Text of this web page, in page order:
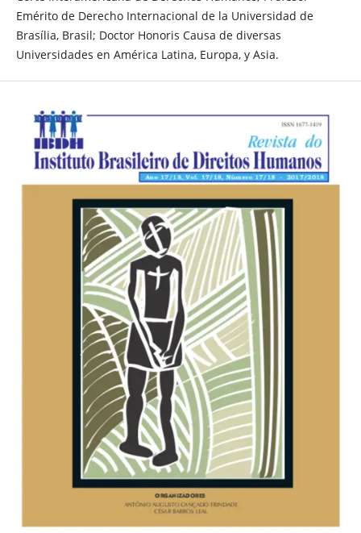
Emérito de Derecho Internacional de la Universidad de
Brasília, Brasil; Doctor Honoris Causa de diversas
Universidades en América Latina, Europa, y Asia.